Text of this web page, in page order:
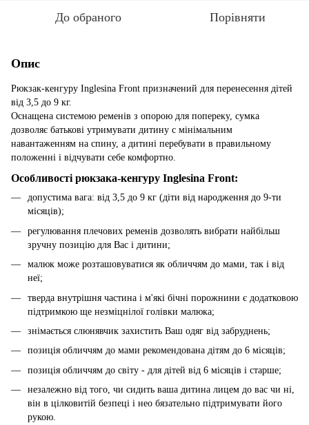
До обраного Порівняти
Опис
Рюкзак-кенгуру Inglesina Front призначений для перенесення дітей
від 3,5 до 9 кг.
Оснащена системою ременів з опорою для попереку, сумка
дозволяє батькові утримувати дитину c мінімальним
навантаженням на спину, а дитині перебувати в правильному
положенні і відчувати себе комфортно.
Особливості рюкзака-кенгуру Inglesina Front:
допустима вага: від 3,5 до 9 кг (діти від народження до 9-ти
місяців);
регулювання плечових ременів дозволять вибрати найбільш
зручну позицію для Вас і дитини;
малюк може розташовуватися як обличчям до мами, так і від
неї;
тверда внутрішня частина і м'які бічні порожнини є додатковою
підтримкою ще незміцнілої голівки малюка;
знімається слюнявчик захистить Ваш одяг від забруднень;
позиція обличчям до мами рекомендована дітям до 6 місяців;
позиція обличчям до світу - для дітей від 6 місяців і старше;
незалежно від того, чи сидить ваша дитина лицем до вас чи ні,
він в цілковитій безпеці і нео бязательно підтримувати його
рукою.